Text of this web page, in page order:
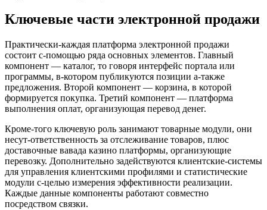
Ключевые части электронной продажи
Практически-каждая платформа электронной продажи
состоит с-помощью ряда основных элементов. Главный
компонент — каталог, то говоря интерфейс портала или
программы, в-котором публикуются позиции а-также
предложения. Второй компонент — корзина, в которой
формируется покупка. Третий компонент — платформа
выполнения оплат, организующая перевод денег.
Кроме-того ключевую роль занимают товарные модули, они
несут-ответственность за отслеживание товаров, плюс
доставочные вавада казино платформы, организующие
перевозку. Дополнительно задействуются клиентские-системы
для управления клиентскими профилями и статистические
модули с-целью измерения эффективности реализации.
Каждые данные компоненты работают совместно
посредством связки.